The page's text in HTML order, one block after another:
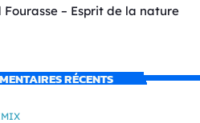
Fourasse – Esprit de la nature
RÉCENTS